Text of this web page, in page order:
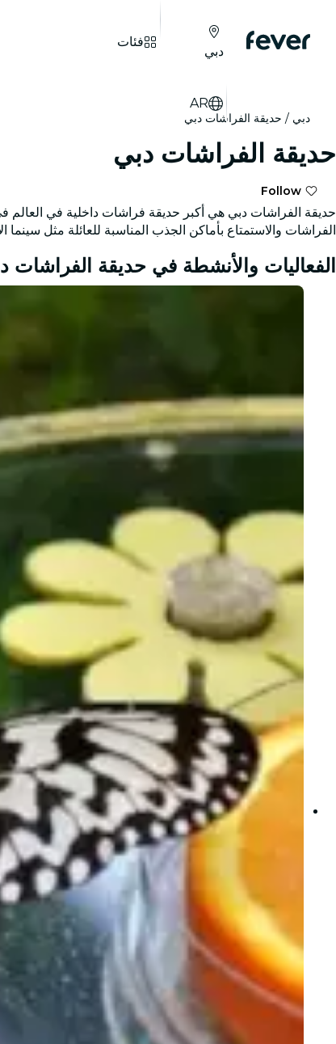
دبي
AR
فئات
دبي حديقة الفراشات دبي
حديقة الفراشات دبي
Follow
الفراشات والاستمتاع بأماكن الجذب المناسبة للعائلة مثل
الفعاليات والأنشطة في حديقة الفراشات